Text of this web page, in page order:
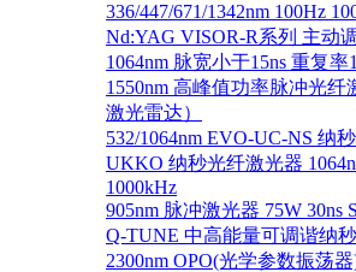
336/447/671/1342nm 100Hz
Nd:YAG VISOR-R系列 主动
1064nm 脉宽小于15ns 重复率
1550nm 高峰值功率脉冲光纤
激光雷达）
532/1064nm EVO-UC-NS 纳
UKKO 纳秒光纤激光器
1000kHz
905nm 脉冲激光器 75W 30ns
Q-TUNE 中高能量可调谐纳
2300nm OPO(光学参数振荡